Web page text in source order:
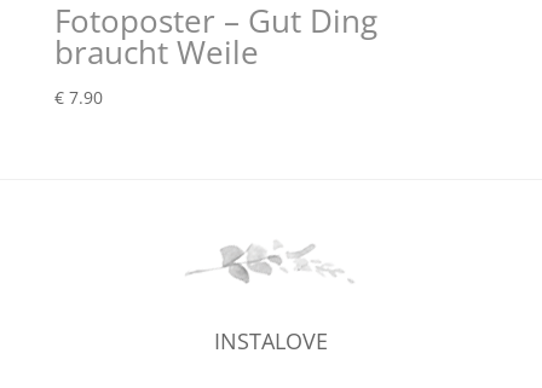
Fotoposter – Gut Ding
braucht Weile
€7.90
INSTALOVE